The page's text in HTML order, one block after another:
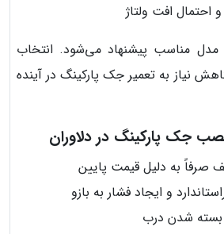
احتمال افت ولتاژ
مدل مناسب پیشنهاد می‌شود. انتخاب
نیاز به تعمیر جک پارکینگ در آینده
جک پارکینگ در دلاوران
صرفاً به دلیل قیمت پایین
و ایجاد فشار به بازو
بسته شدن درب